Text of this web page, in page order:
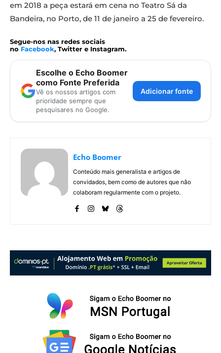
em 2018 a peça estará em cena no Teatro Sá da
Bandeira, no Porto, de 11 de janeiro a 25 de fevereiro.
Segue-nos nas redes sociais
no Facebook, Twitter e Instagram.
Escolhe o Echo Boomer
como Fonte Preferida
Vê os nossos artigos com
prioridade sempre que
pesquisares no Google.
Adicionar fonte
Echo Boomer
Conteúdo mais generalista e artigos de
convidados, bem como de autores que não
colaboram regularmente com o projeto.